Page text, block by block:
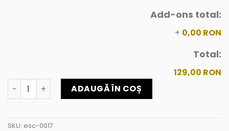
Add-ons total:
+ 0,00 RON
Total:
129,00 RON
Cantitate JABEL JAIS ESCENT 100ML
ADAUGĂ ÎN COȘ
SKU: esc-0017